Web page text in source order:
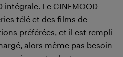
Le CINEMOOD
télé et des films de
préférées, et il est rempli
alors même pas besoin